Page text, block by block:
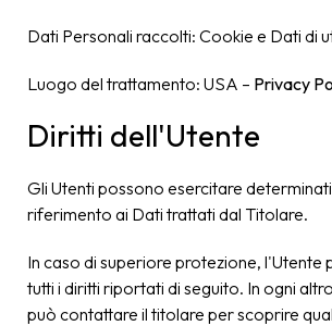
Dati Personali raccolti: Cookie e Dati di
Luogo del trattamento: USA – Privacy
Diritti dell'Utente
Gli Utenti possono esercitare
riferimento ai Dati trattati dal Titolare.
In caso di superiore protezione, l'Utente
tutti i diritti riportati di seguito. In ogni
può contattare il titolare per scoprire